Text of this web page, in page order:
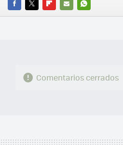
FACEBOOK
TWITTERFLIPBOARD
E-
WHATSAPP
Comentarios cerrados